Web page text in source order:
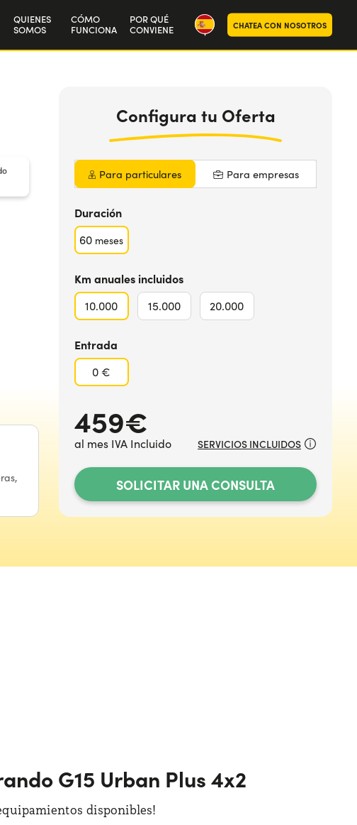
QUIENES
SOMOS
CÓMO
FUNCIONA
POR QUÉ
CONVIENE CHATEA CON NOSOTROS
Configura tu Oferta
Para particulares Para empresas
Duración
60 meses
Km anuales incluidos
10.000 15.000 20.000
Entrada
0 €
459€
al mes IVA Incluido
SOLICITAR UNA CONSULTA
SERVICIOS INCLUIDOS
G15 Urban Plus 4x2
disponibles!